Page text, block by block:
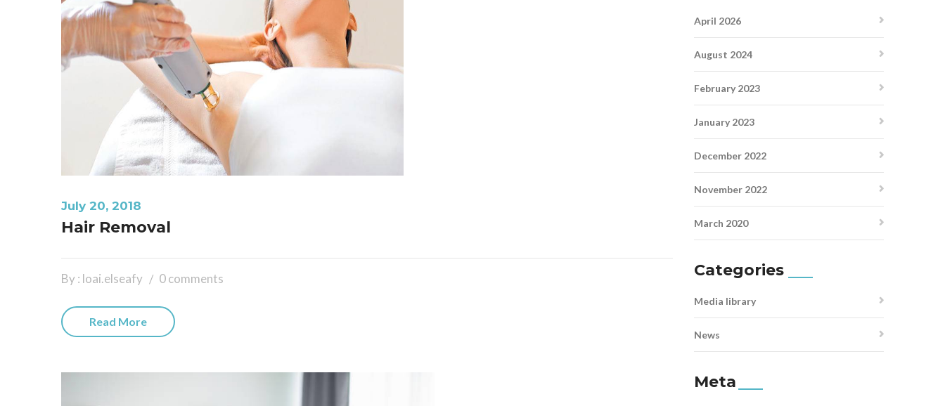
July 20, 2018
Hair Removal
By : loai.elseafy 0 comments
Read More
April 2026
August 2024
February 2023
January 2023
December 2022
November 2022
March 2020
Categories
Media library
News
Meta